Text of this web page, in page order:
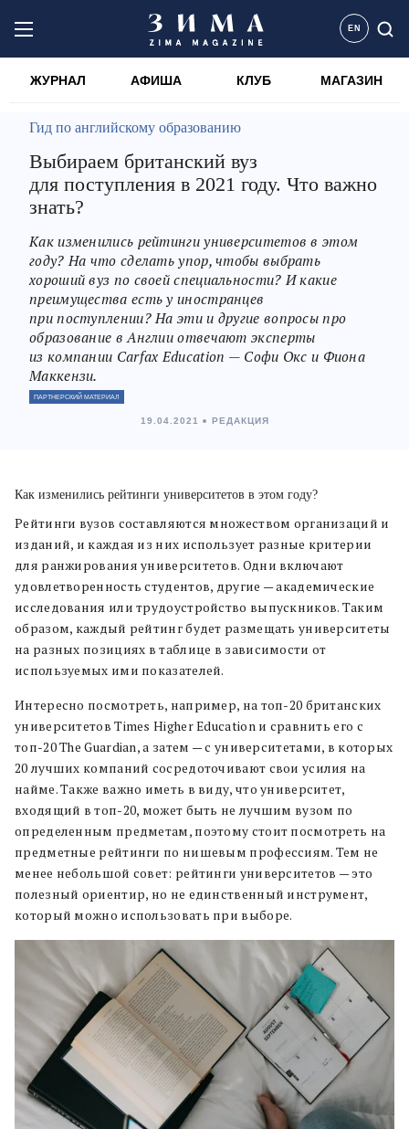
EN
ЖУРНАЛ АФИША КЛУБ МАГАЗИН
Гид по английскому образованию
Выбираем британский вуз
для поступления в 2021 году. Что важно
знать?
Как изменились рейтинги университетов в этом
году? На что сделать упор, чтобы выбрать
хороший вуз по своей специальности? И какие
преимущества есть у иностранцев
при поступлении? На эти и другие вопросы про
образование в Англии отвечают эксперты
из компании Carfax Education — Софи Окс и Фиона
Маккензи.
ПАРТНЕРСКИЙ МАТЕРИАЛ
19.04.2021 РЕДАКЦИЯ
Как изменились рейтинги университетов в этом году?
Рейтинги вузов составляются множеством организаций и
изданий, и каждая из них использует разные критерии
для ранжирования университетов. Одни включают
удовлетворенность студентов, другие — академические
исследования или трудоустройство выпускников. Таким
образом, каждый рейтинг будет размещать университеты
на разных позициях в таблице в зависимости от
используемых ими показателей.
Интересно посмотреть, например, на топ-20 британских
университетов Times Higher Education и сравнить его с
топ-20 The Guardian, а затем — с университетами, в которых
20 лучших компаний сосредоточивают свои усилия на
найме. Также важно иметь в виду, что университет,
входящий в топ-20, может быть не лучшим вузом по
определенным предметам, поэтому стоит посмотреть на
предметные рейтинги по нишевым профессиям. Тем не
менее небольшой совет: рейтинги университетов — это
полезный ориентир, но не единственный инструмент,
который можно использовать при выборе.